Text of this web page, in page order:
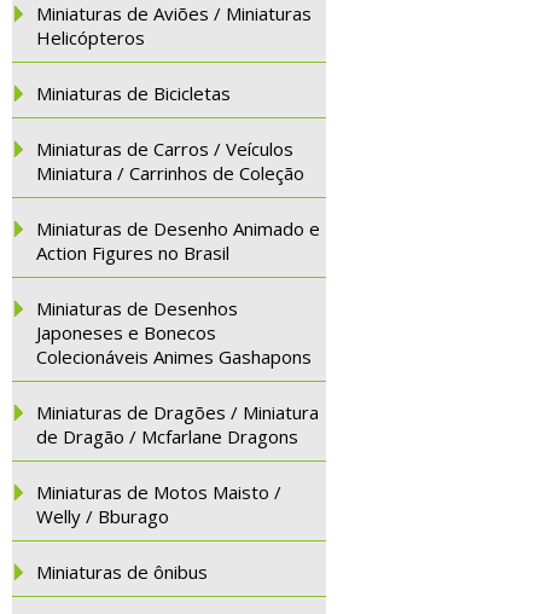
Miniaturas de Aviões / Miniaturas
Helicópteros
Miniaturas de Bicicletas
Miniaturas de Carros / Veículos
Miniatura / Carrinhos de Coleção
Miniaturas de Desenho Animado e
Action Figures no Brasil
Miniaturas de Desenhos
Japoneses e Bonecos
Colecionáveis Animes Gashapons
Miniaturas de Dragões / Miniatura
de Dragão / Mcfarlane Dragons
Miniaturas de Motos Maisto /
Welly / Bburago
Miniaturas de ônibus